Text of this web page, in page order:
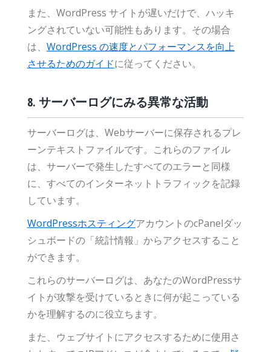
また、WordPress サイトが遅いだけで、ハッキ
ングされていない可能性もあります。その場合
は、 WordPress の速度とパフォーマンスを向上
させるためのガイドに従ってください。
8. サーバーログにみる異常な活動
サーバーログは、Webサーバーに保存されるプレ
ーンテキストファイルです。これらのファイル
は、サーバーで発生したすべてのエラーと同様
に、すべてのインターネットトラフィックを記録
しています。
WordPressホスティングアカウントのcPanelダッ
シュボードの「統計情報」からアクセスすること
ができます。
これらのサーバーログは、あなたのWordPressサ
イトが攻撃を受けているときに何が起こっている
かを理解するのに役立ちます。
また、ウェブサイトにアクセスするために使用さ